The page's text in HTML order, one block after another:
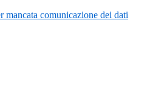
mancata comunicazione dei dati